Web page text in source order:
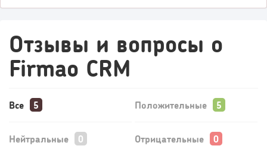
Отзывы и вопросы о
Firmao CRM
Все Положительные
Нейтральные Отрицательные